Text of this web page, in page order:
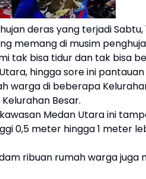
deras yang terjadi
memang di musim
tak bisa tidur dan tak bisa
hingga sore ini
warga di beberapa
Besar.
Medan Utara ini
0,5 meter hingga 1 meter
ribuan rumah warga